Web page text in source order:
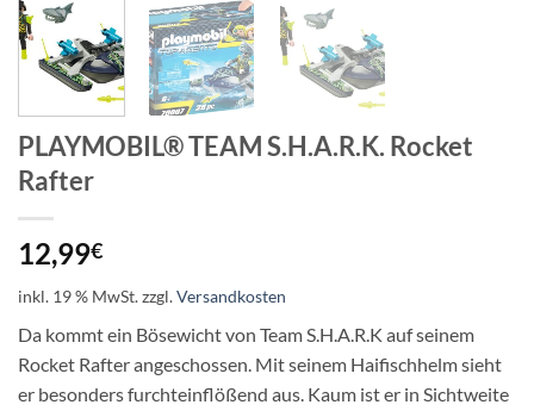
PLAYMOBIL® TEAM S.H.A.R.K. Rocket
Rafter
12,99€
inkl. 19 % MwSt.zzgl.Versandkosten
Da kommt ein Bösewicht von Team S.H.A.R.K auf seinem
Rocket Rafter angeschossen. Mit seinem Haifischhelm sieht
er besonders furchteinflößend aus. Kaum ist er in Sichtweite